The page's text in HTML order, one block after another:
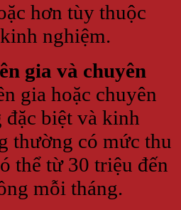
hơn tùy thuộc
nghiệm.
gia và chuyên
gia hoặc chuyên
biệt và kinh
thường có mức thu
thể từ 30 triệu đến
mỗi tháng.